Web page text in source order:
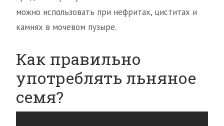
можно использовать при нефритах, циститах и
камнях в мочевом пузыре.
Как правильно
употреблять льняное
семя?